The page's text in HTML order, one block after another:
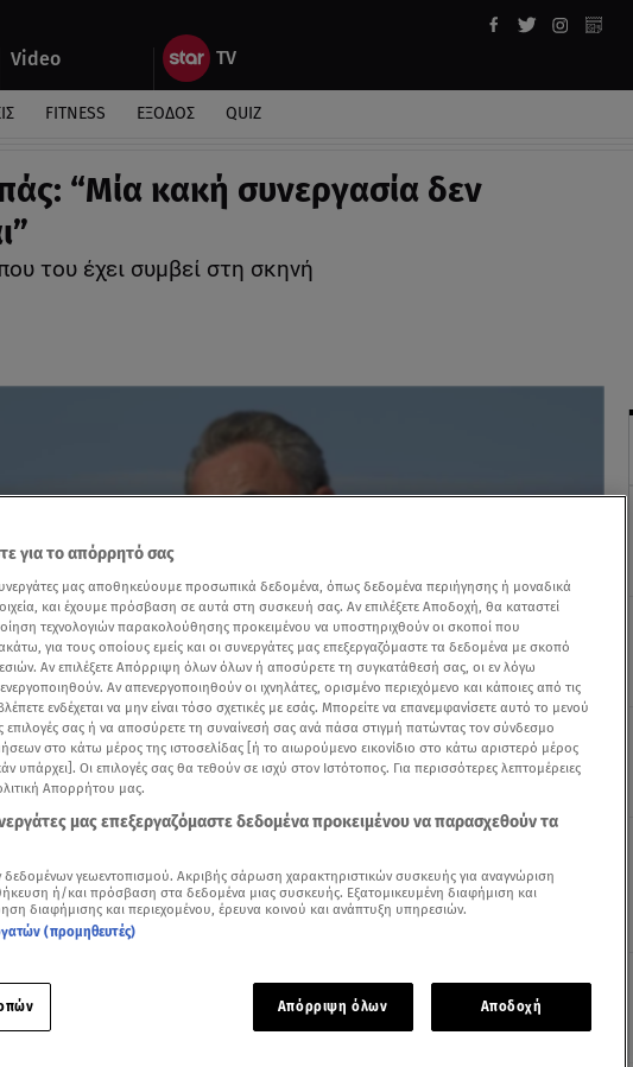
Video
FITNESS ΕΞΟΔΟΣ QUIZ
“Μία κακή συνεργασία δεν
του έχει συμβεί στη σκηνή
Δείτε περισσότερα άρθρα μας στα αποτελέσματα αναζήτησης
Add star.gr on Google
οδήγησε την ολοκαίνουργια και προικισμένη με πληθώρα
για το απόρρητό σας
μας αποθηκεύουμε προσωπικά δεδομένα, όπως δεδομένα περιήγησης ή μοναδικά
και έχουμε πρόσβαση σε αυτά στη συσκευή σας. Αν επιλέξετε Αποδοχή, θα καταστεί
τεχνολογιών παρακολούθησης προκειμένου να υποστηριχθούν οι σκοποί που
για τους οποίους εμείς και οι συνεργάτες μας επεξεργαζόμαστε τα δεδομένα με σκοπό
Αν επιλέξετε Απόρριψη όλων όλων ή αποσύρετε τη συγκατάθεσή σας, οι εν λόγω
Αν απενεργοποιηθούν οι ιχνηλάτες, ορισμένο περιεχόμενο και κάποιες από τις
ενδέχεται να μην είναι τόσο σχετικές με εσάς. Μπορείτε να επανεμφανίσετε αυτό το μενού
επιλογές σας ή να αποσύρετε τη συναίνεσή σας ανά πάσα στιγμή πατώντας τον σύνδεσμο
στο κάτω μέρος της ιστοσελίδας [ή το αιωρούμενο εικονίδιο στο κάτω αριστερό μέρος
υπάρχει]. Οι επιλογές σας θα τεθούν σε ισχύ στον Ιστότοπος. Για περισσότερες λεπτομέρειες
Απορρήτου μας.
μας επεξεργαζόμαστε δεδομένα προκειμένου να παρασχεθούν τα
γεωεντοπισμού. Ακριβής σάρωση χαρακτηριστικών συσκευής για αναγνώριση
ή/και πρόσβαση στα δεδομένα μιας συσκευής. Εξατομικευμένη διαφήμιση και
διαφήμισης και περιεχομένου, έρευνα κοινού και ανάπτυξη υπηρεσιών.
(προμηθευτές)
Απόρριψη όλων Αποδοχή